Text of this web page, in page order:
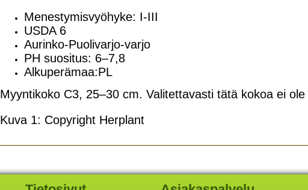
Menestymisvyöhyke: I-III
USDA 6
Aurinko-Puolivarjo-varjo
PH suositus: 6–7,8
Alkuperämaa:PL
Myyntikoko C3, 25–30 cm. Valitettavasti tätä kokoa ei
Kuva 1: Copyright Herplant